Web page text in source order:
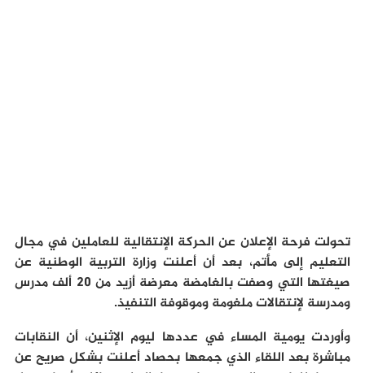
تحولت فرحة الإعلان عن الحركة الإنتقالية للعاملين في مجال
التعليم إلى مأتم، بعد أن أعلنت وزارة التربية الوطنية عن
صيغتها التي وصفت بالغامضة معرضة أزيد من 20 ألف مدرس
ومدرسة لإنتقالات ملغومة وموقوفة التنفيذ.
وأوردت يومية المساء في عددها ليوم الإثنين، أن النقابات
مباشرة بعد اللقاء الذي جمعها بحصاد أعلنت بشكل صريح عن